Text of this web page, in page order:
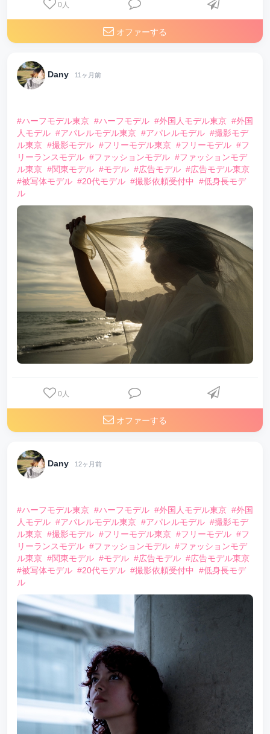
0 人
オファーする
Dany 11ヶ月前
#ハーフモデル東京 #ハーフモデル #外国人モデル東京 #外国
人モデル #アパレルモデル東京 #アパレルモデル #撮影モデ
ル東京 #撮影モデル #フリーモデル東京 #フリーモデル #フ
リーランスモデル #ファッションモデル #ファッションモデ
ル東京 #関東モデル #モデル #広告モデル #広告モデル東京
#被写体モデル #20代モデル #撮影依頼受付中
#低身長モデ
ル
0 人
オファーする
Dany 12ヶ月前
#ハーフモデル東京 #ハーフモデル #外国人モデル東京 #外国
人モデル #アパレルモデル東京 #アパレルモデル #撮影モデ
ル東京 #撮影モデル #フリーモデル東京 #フリーモデル #フ
リーランスモデル #ファッションモデル #ファッションモデ
ル東京 #関東モデル #モデル #広告モデル #広告モデル東京
#被写体モデル #20代モデル #撮影依頼受付中
#低身長モデ
ル